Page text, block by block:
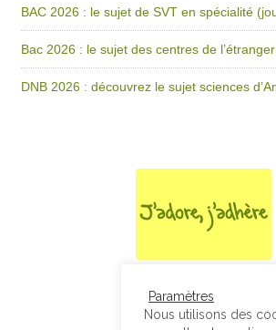
BAC 2026 : le sujet de SVT en spécialité
Bac 2026 : le sujet des centres de
DNB 2026 : découvrez le sujet sciences
Paramètres
Nous utilisons des